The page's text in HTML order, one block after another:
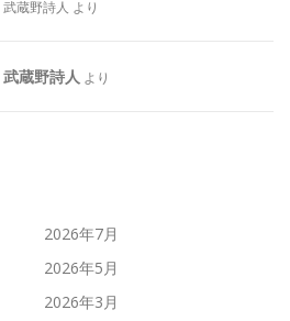
武蔵野詩人 より
武蔵野詩人 より
2026年7月
2026年5月
2026年3月